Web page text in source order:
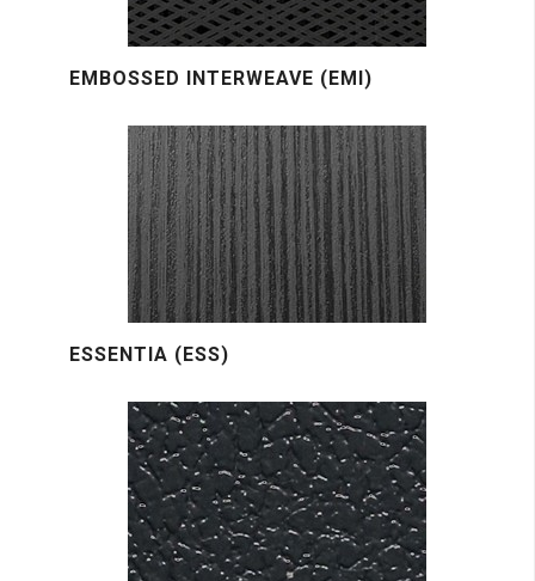
EMBOSSED INTERWEAVE (EMI)
ESSENTIA (ESS)